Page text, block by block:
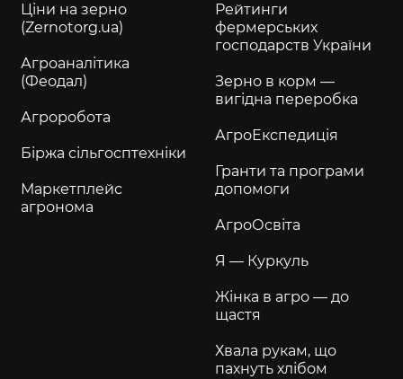
Ціни на зерно
(Zernotorg.ua)
Агроаналітика
(Феодал)
Агроробота
Біржа сільгосптехніки
Маркетплейс
агронома
Рейтинги
фермерських
господарств України
Зерно в корм —
вигідна переробка
АгроЕкспедиція
Гранти та програми
допомоги
АгроОсвіта
Я — Куркуль
Жінка в агро — до
щастя
Хвала рукам, що
пахнуть хлібом